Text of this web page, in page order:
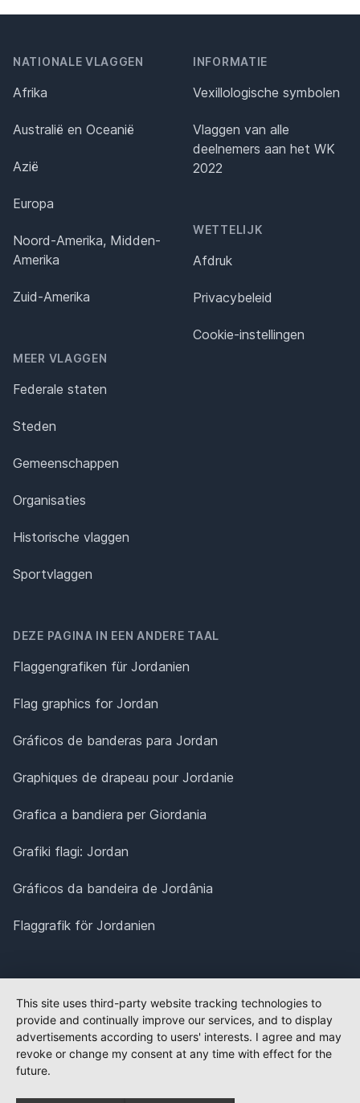
NATIONALE VLAGGEN
Afrika
Australië en Oceanië
Azië
Europa
Noord-Amerika, Midden-
Amerika
Zuid-Amerika
MEER VLAGGEN
Federale staten
Steden
Gemeenschappen
Organisaties
Historische vlaggen
Sportvlaggen
INFORMATIE
Vexillologische symbolen
Vlaggen van alle
deelnemers aan het WK
2022
WETTELIJK
Afdruk
Privacybeleid
Cookie-instellingen
DEZE PAGINA IN EEN ANDERE TAAL
Flaggengrafiken für Jordanien
Flag graphics for Jordan
Gráficos de banderas para Jordan
Graphiques de drapeau pour Jordanie
Grafica a bandiera per Giordania
Grafiki flagi: Jordan
Gráficos da bandeira de Jordânia
Flaggrafik för Jordanien
This site uses third-party website tracking technologies to
provide and continually improve our services, and to display
advertisements according to users' interests. I agree and may
revoke or change my consent at any time with effect for the
future.